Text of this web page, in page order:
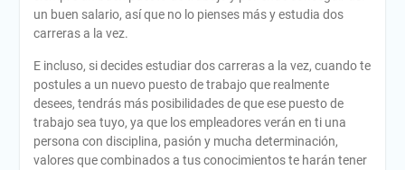
un buen salario, así que no lo pienses más y estudia dos
carreras a la vez.
E incluso, si decides estudiar dos carreras a la vez, cuando te
postules a un nuevo puesto de trabajo que realmente
desees, tendrás más posibilidades de que ese puesto de
trabajo sea tuyo, ya que los empleadores verán en ti una
persona con disciplina, pasión y mucha determinación,
valores que combinados a tus conocimientos te harán tener